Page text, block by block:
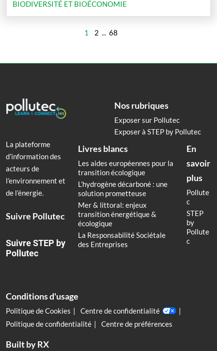
BIODIVERSITÉ ET BIOÉCONOMIE
1 2 68
La plateforme
d’information des
acteurs de
l’environnement et
de l’énergie.
Suivre Pollutec
Suivre STEP by
Pollutec
Nos rubriques
Exposer sur Pollutec
Exposer à STEP by Pollutec
Livres blancs
Les aides européennes pour la
transition écologique
L’hydrogène décarboné : une
solution prometteuse
Mer & littoral: enjeux
transition énergétique &
écologique
La Responsabilité Sociétale
des Entreprises
En
savoir
plus
Pollute
c
STEP
by
Pollute
c
Conditions d'usage
Politique de Cookies
Centre de confidentialité
Politique de confidentialité
Centre de préférences
Built by RX